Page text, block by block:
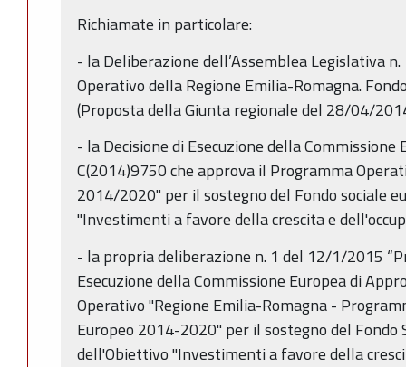
Richiamate in particolare:
- la Deliberazione dell’Assemblea Legislativa
Operativo della Regione Emilia-Romagna.
(Proposta della Giunta regionale del 28/04/
- la Decisione di Esecuzione della
C(2014)9750 che approva il Programma
2014/2020" per il sostegno del Fondo sociale
"Investimenti a favore della crescita e
- la propria deliberazione n. 1 del 12/1/2015
Esecuzione della Commissione Europea di
Operativo "Regione Emilia-Romagna -
Europeo 2014-2020" per il sostegno del Fondo
dell'Obiettivo "Investimenti a favore della